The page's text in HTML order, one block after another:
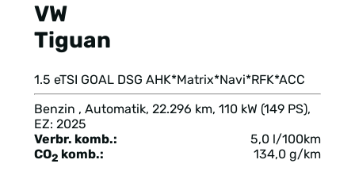
VW
Tiguan
1.5 eTSI GOAL DSG AHK*Matrix*Navi*RFK*ACC
Benzin , Automatik, 22.296 km, 110 kW (149 PS),
EZ: 2025
Verbr. komb.:
5,0 l/100km
CO2 komb.: 134,0 g/km